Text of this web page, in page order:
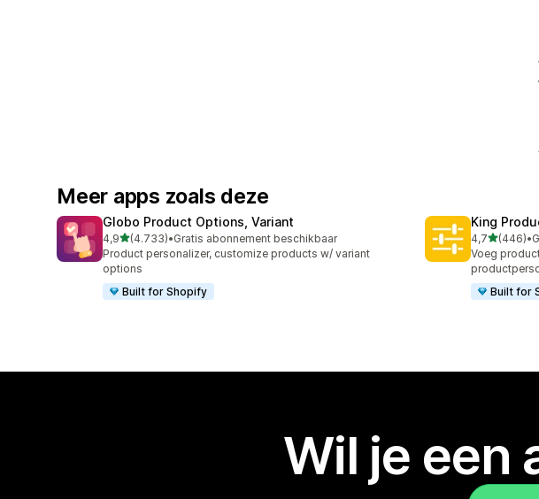
Meer apps zoals deze
Globo Product Options, Variant
4,9van 5 sterren
(4.733)
4733 recensies in totaal
•Gratis abonnement beschikbaar
Product personalizer, customize products w/ variant
options
Built for Shopify
King
4,7van 5
(446)
446 •
Voeg
Built for
Wil je een